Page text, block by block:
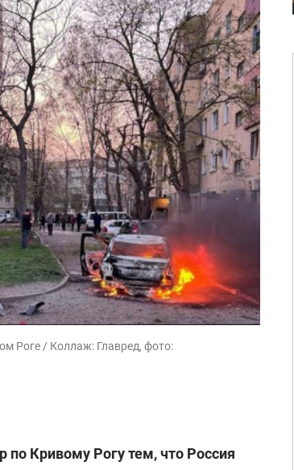
Роге / Коллаж: Главред, фото:
по Кривому Рогу тем, что Россия